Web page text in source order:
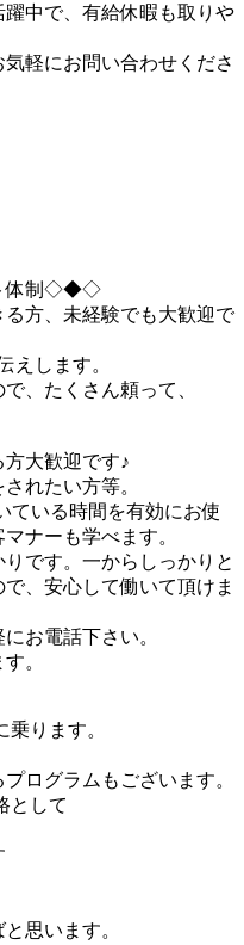
中で、有給休暇も取りや
軽にお問い合わせくださ
体制◇◆◇
方、未経験でも大歓迎で
えします。
、たくさん頼って、
大歓迎です♪
れたい方等。
ている時間を有効にお使
ナーも学べます。
です。一からしっかりと
、安心して働いて頂けま
お電話下さい。
。
ります。
ログラムもございます。
として
思います。